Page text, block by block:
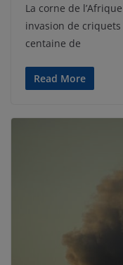
La corne de
invasion de
centaine de
Read More